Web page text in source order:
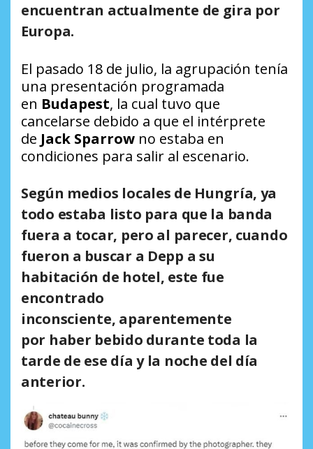
encuentran actualmente de gira por
Europa.
El pasado 18 de julio, la agrupación tenía
una presentación programada
en Budapest, la cual tuvo que
cancelarse debido a que el intérprete
de Jack Sparrow no estaba en
condiciones para salir al escenario.
Según medios locales de Hungría, ya
todo estaba listo para que la banda
fuera a tocar, pero al parecer, cuando
fueron a buscar a Depp a su
habitación de hotel, este fue
encontrado
inconsciente, aparentemente
por haber bebido durante toda la
tarde de ese día y la noche del día
anterior.